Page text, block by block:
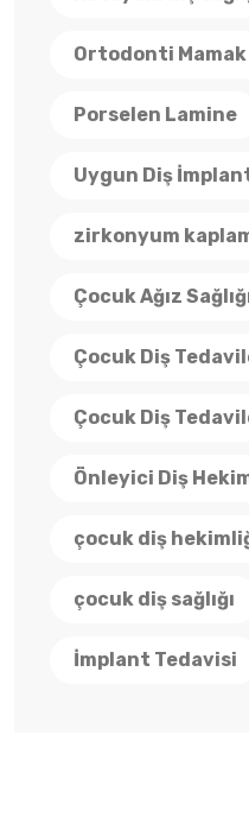
Ortodonti Mamak
Porselen Lamine
Uygun Diş
zirkonyum
Çocuk Ağız
Çocuk Diş
Çocuk Diş
Önleyici Diş
çocuk diş
çocuk diş sağlığı
İmplant Tedavisi